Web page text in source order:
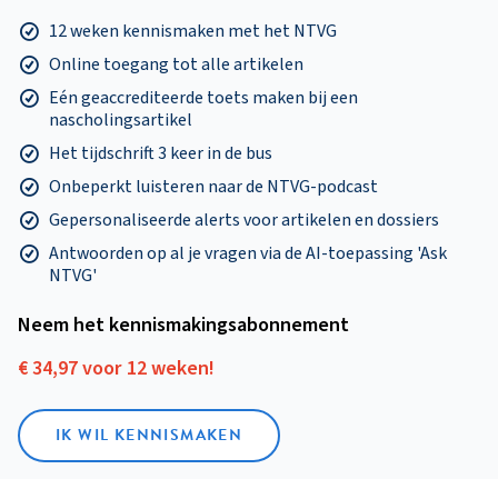
12 weken kennismaken met het NTVG
Online toegang tot alle artikelen
Eén geaccrediteerde toets maken bij een
nascholingsartikel
Het tijdschrift 3 keer in de bus
Onbeperkt luisteren naar de NTVG-podcast
Gepersonaliseerde alerts voor artikelen en dossiers
Antwoorden op al je vragen via de AI-toepassing 'Ask
NTVG'
Neem het kennismakings­abonnement
€ 34,97 voor 12 weken!
IK WIL KENNISMAKEN